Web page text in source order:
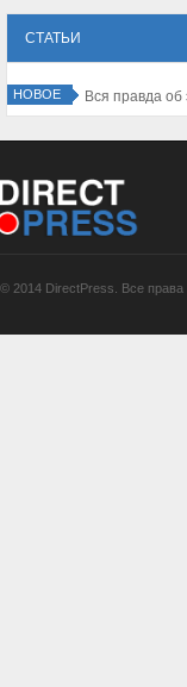
СТАТЬИ
НОВОЕ Вся правда об
© 2014 DirectPress. Все